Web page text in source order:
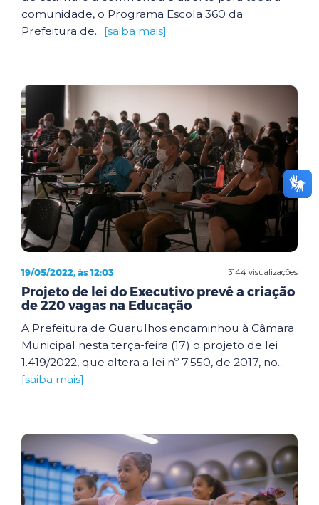
comunidade, o Programa Escola 360 da
Prefeitura de... [saiba mais]
3144 visualizações
19/05/2022, às 12:03
Projeto de lei do Executivo prevê a criação
de 220 vagas na Educação
A Prefeitura de Guarulhos encaminhou à Câmara
Municipal nesta terça-feira (17) o projeto de lei
1.419/2022, que altera a lei nº 7.550, de 2017, no...
[saiba mais]